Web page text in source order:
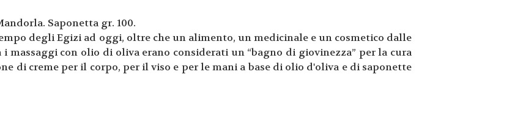
Saponetta gr. 100.
degli Egizi ad oggi, oltre che un alimento, un medicinale e un cosmetico dalle
con olio di oliva erano considerati un “bagno di giovinezza” per la cura
di creme per il corpo, per il viso e per le mani a base di olio d'oliva e di saponette